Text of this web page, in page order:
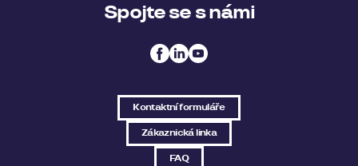
Spojte se s námi
Kontaktní formuláře
Zákaznická linka
FAQ